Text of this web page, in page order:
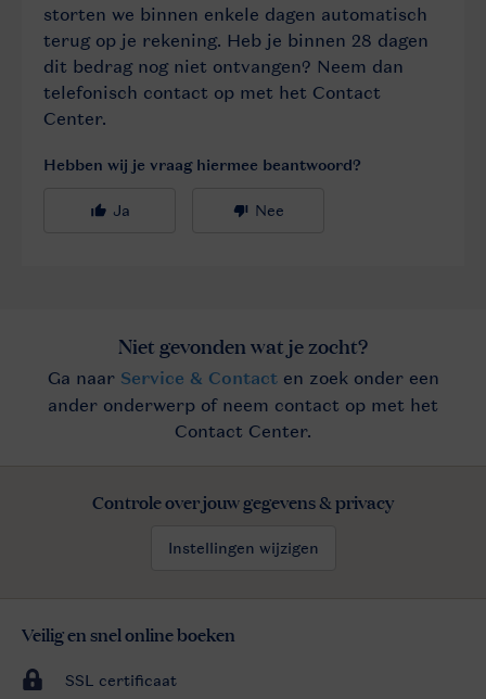
Controle over jouw gegevens & privacy
Instellingen wijzigen
Veilig en snel online boeken
SSL certificaat